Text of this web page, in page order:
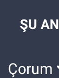
ŞU AN
Çorum